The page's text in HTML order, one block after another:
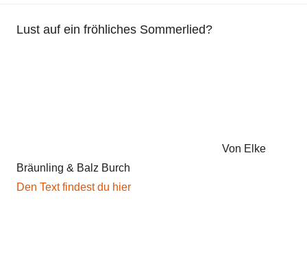
Lust auf ein fröhliches Sommerlied?
Von Elke
Bräunling & Balz Burch
Den Text findest du hier